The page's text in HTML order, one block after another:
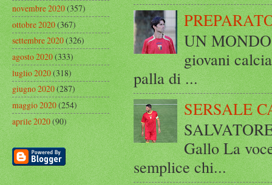
UN
giovani
palla di ...
SERSALE
Gallo La
semplice chi...
novembre 2020(357)
ottobre 2020(367)
settembre 2020(326)
agosto 2020(333)
luglio 2020(318)
giugno 2020(287)
maggio 2020(254)
aprile 2020(90)